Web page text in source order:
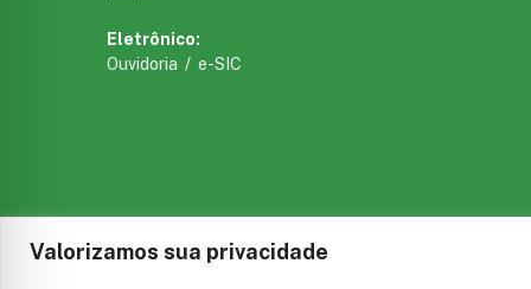
Valorizamos sua privacidade
Eletrônico:
Ouvidoria / e-SIC